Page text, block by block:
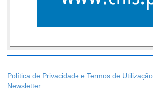
Política de Privacidade e Termos de Utilização
Newsletter